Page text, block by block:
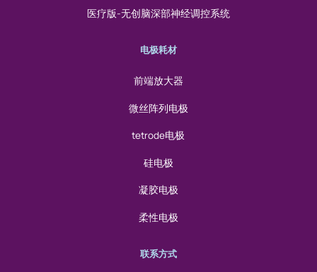
医疗版-无创脑深部神经调控系统
电极耗材
前端放大器
微丝阵列电极
tetrode电极
硅电极
凝胶电极
柔性电极
联系方式